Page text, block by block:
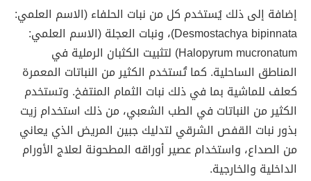
إضافة إلى ذلك يُستخدم كل من نبات الحلفاء (الاسم العلمي:
Desmostachya bipinnata)، ونبات العجلة (الاسم العلمي:
Halopyrum mucronatum) لتثبيت الكثبان الرملية في
المناطق الساحلية. كما تُستخدم الكثير من النباتات المعمرة
كعلف للماشية بما في ذلك نبات الثمام المنتفخ. وتستخدم
الكثير من النباتات في الطب الشعبي، من ذلك استخدام زيت
بذور نبات القفص الشرقي لتدليك جبين المريض الذي يعاني
من الصداع، واستخدام عصير أوراقه المطحونة لعلاج الأورام
الداخلية والخارجية.